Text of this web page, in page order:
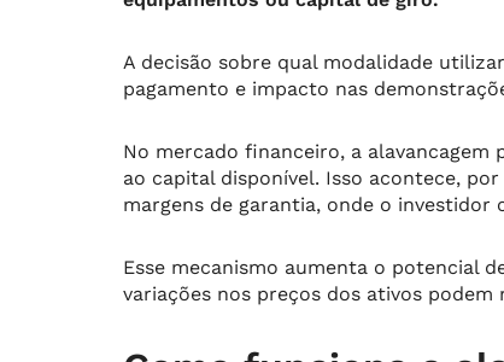
A decisão sobre qual modalidade
pagamento e impacto nas
No mercado financeiro, a
ao capital disponível. Isso acontece,
margens de garantia, onde o
Esse mecanismo aumenta o potencial
variações nos preços dos ativos